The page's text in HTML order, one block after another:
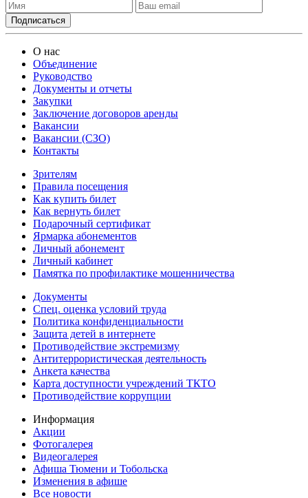
О нас
Объединение
Руководство
Документы и отчеты
Закупки
Заключение договоров аренды
Вакансии
Вакансии (СЗО)
Контакты
Зрителям
Правила посещения
Как купить билет
Как вернуть билет
Подарочный сертификат
Ярмарка абонементов
Личный абонемент
Личный кабинет
Памятка по профилактике мошенничества
Документы
Спец. оценка условий труда
Политика конфиденциальности
Защита детей в интернете
Противодействие экстремизму
Антитеррористическая деятельность
Анкета качества
Карта доступности учреждений ТКТО
Противодействие коррупции
Информация
Акции
Фотогалерея
Видеогалерея
Афиша Тюмени и Тобольска
Изменения в афише
Все новости